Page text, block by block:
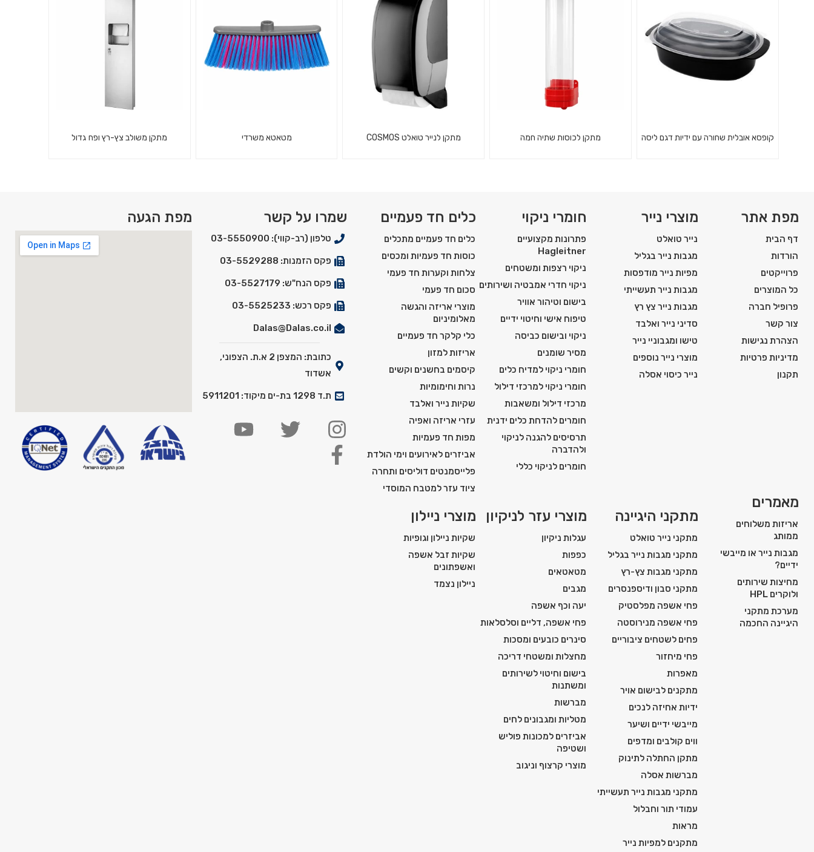
נוזלי
קופסא אובלית שחורה עם ידיות דגם ליסה
מכסה שקוף
מתקן לכוסות שתיה חמה
חמה
מתקן לנייר טואלט COSMOS
*תוצרת גרמניה
מטאטא משרדי מתקן משולב צץ-רץ ופח גדול
עם פח גדול שקוע בקיר.
מפת אתר
דף הבית
הורדות
פרוייקטים
כל המוצרים
פרופיל חברה
צור קשר
הצהרת נגישות
מדיניות פרטיות
תקנון
מאמרים
אריזות משלוחים
ממותג
מגבות נייר או מייבשי
ידיים?
מחיצות שירותים
ולוקרים HPL
מערכת מתקני
היגיינה החכמה
מוצרי נייר
נייר טואלט
מגבות נייר בגליל
מפיות נייר מודפסות
מגבות נייר תעשייתי
מגבות נייר צץ רץ
סדיני נייר ואלבד
טישו ומגבוניי נייר
מוצרי נייר נוספים
נייר כיסוי אסלה
חומרי ניקוי
פתרונות מקצועיים
Hagleitner
ניקוי רצפות ומשטחים
ניקוי חדרי אמבטיה ושירותים
בישום וטיהור אוויר
טיפוח אישי וחיטוי ידיים
ניקוי ובישום כביסה
מסיר שומנים
חומרי ניקוי למדיח כלים
חומרי ניקוי למרכזי דילול
מרכזי דילול ומשאבות
חומרים להדחת כלים ידנית
תרסיסים להגנה לניקוי
ולהדברה
חומרים לניקוי כללי
כלים חד פעמיים
כלים חד פעמיים מתכלים
כוסות חד פעמיות ומכסים
צלחות וקערות חד פעמי
סכום חד פעמי
מוצרי אריזה והגשה
מאלומיניום
כלי קלקר חד פעמיים
אריזות למזון
קיסמים בחשנים וקשים
נרות וחימומיות
שקיות נייר ואלבד
עזרי אריזה ואפיה
מפות חד פעמיות
אביזרים לאירועים וימי הולדת
פלייסמנטים דוליסים ותחרה
ציוד עזר למטבח המוסדי
מתקני היגיינה
מתקני נייר טואלט
מתקני מגבות נייר בגליל
מתקני מגבות צץ-רץ
מתקני סבון ודיספנסרים
פחי אשפה מפלסטיק
פחי אשפה מנירוסטה
פחים לשטחים ציבוריים
פחי מיחזור
מאפרות
מתקנים לבישום אויר
ידיות אחיזה לנכים
מייבשי ידיים ושיער
ווים קולבים ומדפים
מתקן החתלה לתינוק
מברשות אסלה
מתקני מגבות נייר תעשייתי
עמודי תור וחבלול
מראות
מתקנים למפיות נייר
מוצרי עזר לניקיון
עגלות ניקיון
כפפות
מטאטאים
מגבים
יעה וכף אשפה
פחי אשפה, דליים וסלסלאות
סינרים כובעים ומסכות
מחצלות ומשטחי דריכה
בישום וחיטוי לשירותים
ומשתנות
מברשות
מטליות ומגבונים לחים
אביזרים למכונות פוליש
ושטיפה
מוצרי קרצוף וניגוב
מוצרי ניילון
שקיות ניילון וגופיות
שקיות זבל אשפה
ואשפתונים
ניילון נצמד
שמרו על קשר
טלפון (רב-קווי): 03-5550900
פקס הזמנות: 03-5529288
פקס הנח"ש: 03-5527179
פקס רכש: 03-5525233
Dalas@Dalas.co.il
כתובת: המצפן 2 א.ת. הצפוני,
אשדוד
ת.ד 1298 בת-ים מיקוד: 5911201
מפת הגעה